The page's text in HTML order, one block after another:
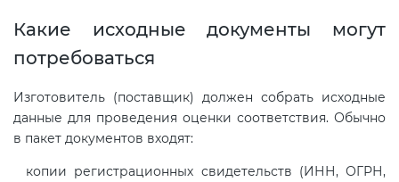
Какие исходные документы могут
потребоваться
Изготовитель (поставщик) должен собрать исходные
данные для проведения оценки соответствия. Обычно
в пакет документов входят:
копии регистрационных свидетельств (ИНН, ОГРН,